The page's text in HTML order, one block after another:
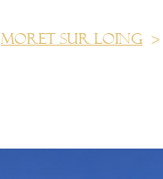
Moret sur loing